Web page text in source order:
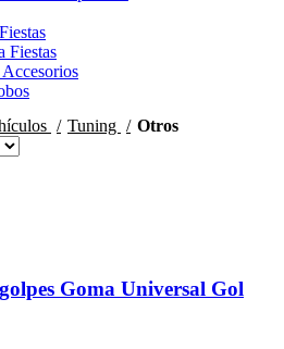
Fiestas
Tuning Otros
Goma Universal Gol